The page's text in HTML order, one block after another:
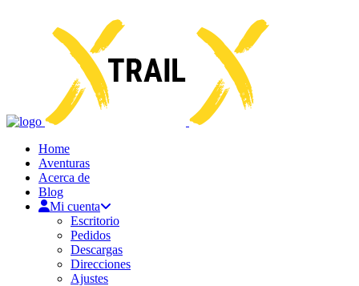
Home
Aventuras
Acerca de
Blog
Mi cuenta
Escritorio
Pedidos
Descargas
Direcciones
Ajustes